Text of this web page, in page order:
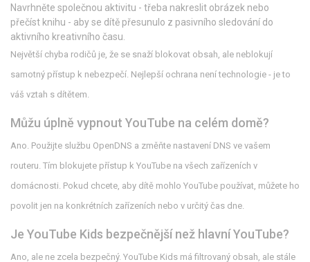
Navrhněte společnou aktivitu - třeba nakreslit obrázek nebo
přečíst knihu - aby se dítě přesunulo z pasivního sledování do
aktivního kreativního času.
Největší chyba rodičů je, že se snaží blokovat obsah, ale neblokují
samotný přístup k nebezpečí. Nejlepší ochrana není technologie - je to
váš vztah s dítětem.
Můžu úplně vypnout YouTube na celém domě?
Ano. Použijte službu OpenDNS a změňte nastavení DNS ve vašem
routeru. Tím blokujete přístup k YouTube na všech zařízeních v
domácnosti. Pokud chcete, aby dítě mohlo YouTube používat, můžete ho
povolit jen na konkrétních zařízeních nebo v určitý čas dne.
Je YouTube Kids bezpečnější než hlavní YouTube?
Ano, ale ne zcela bezpečný. YouTube Kids má filtrovaný obsah, ale stále